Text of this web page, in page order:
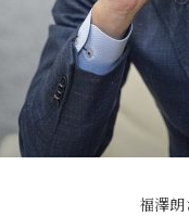
福澤朗